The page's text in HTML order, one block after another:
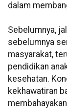
dalam
Sebelumnya,
sebelumnya
masyarakat,
pendidikan
kesehatan.
kekhawatiran